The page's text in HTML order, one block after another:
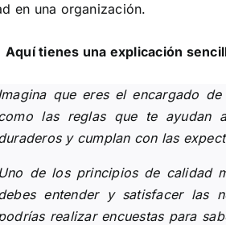
en una organización.
Aquí tienes una explicación
que eres el encargado
las reglas que te ayudan
y cumplan con las
Uno de los principios de calidad
entender y satisfacer las
realizar encuestas para